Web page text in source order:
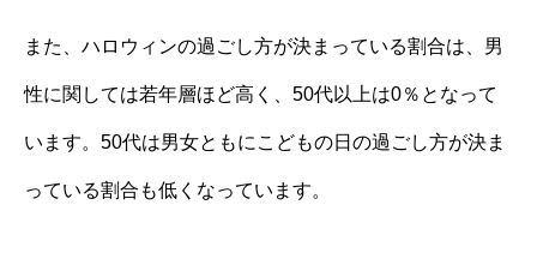
また、ハロウィンの過ごし方が決まっている割合は、男
性に関しては若年層ほど高く、50代以上は0％となって
います。50代は男女ともにこどもの日の過ごし方が決ま
っている割合も低くなっています。